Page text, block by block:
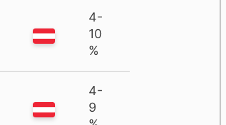
4-
10
%
4-
9